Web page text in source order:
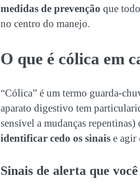
medidas de prevenção que
no centro do manejo.
O que é cólica em
“Cólica” é um termo guarda-
aparato digestivo tem
sensível a mudanças
identificar cedo os sinais e agir
Sinais de alerta que